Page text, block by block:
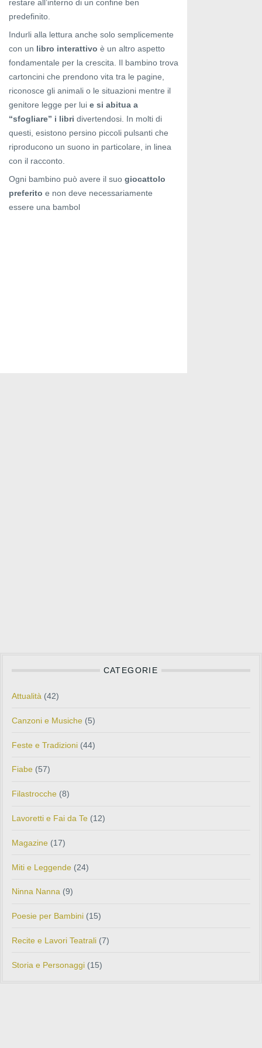
restare all’interno di un confine ben
predefinito.
Indurli alla lettura anche solo semplicemente
con un libro interattivo è un altro aspetto
fondamentale per la crescita. Il bambino trova
cartoncini che prendono vita tra le pagine,
riconosce gli animali o le situazioni mentre il
genitore legge per lui e si abitua a
“sfogliare” i libri divertendosi. In molti di
questi, esistono persino piccoli pulsanti che
riproducono un suono in particolare, in linea
con il racconto.
Ogni bambino può avere il suo giocattolo
preferito e non deve necessariamente
essere una bambol
CATEGORIE
Attualità (42)
Canzoni e Musiche (5)
Feste e Tradizioni (44)
Fiabe (57)
Filastrocche (8)
Lavoretti e Fai da Te (12)
Magazine (17)
Miti e Leggende (24)
Ninna Nanna (9)
Poesie per Bambini (15)
Recite e Lavori Teatrali (7)
Storia e Personaggi (15)